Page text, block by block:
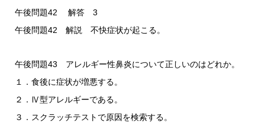
午後問題42 解答 3
午後問題42 解説 不快症状が起こる。
午後問題43 アレルギー性鼻炎について正しいのはどれか。
１．食後に症状が増悪する。
２．Ⅳ型アレルギーである。
３．スクラッチテストで原因を検索する。